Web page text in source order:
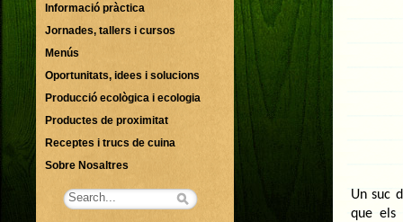
Un suc
que els
Informació pràctica
Jornades, tallers i cursos
Menús
Oportunitats, idees i solucions
Producció ecològica i ecologia
Productes de proximitat
Receptes i trucs de cuina
Sobre Nosaltres